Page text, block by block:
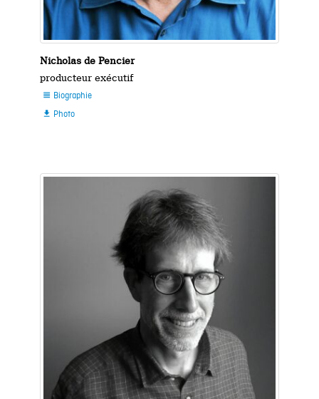
Nicholas de Pencier
producteur exécutif
 Biographie
 Photo